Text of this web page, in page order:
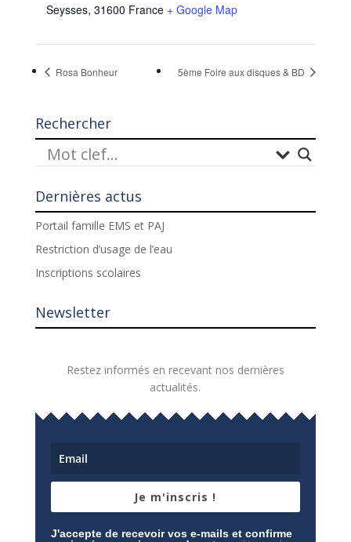
Seysses, 31600 France + Google Map
Rosa Bonheur 5ème Foire aux disques & BD
Rechercher
Dernières actus
Portail famille EMS et PAJ
Restriction d’usage de l’eau
Inscriptions scolaires
Newsletter
Restez informés en recevant nos dernières
actualités.
Je m'inscris !
J'accepte de recevoir vos e-mails et confirme